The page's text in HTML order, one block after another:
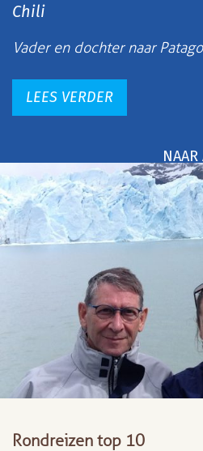
Chili
Vader en dochter naar
LEES VERDER
NAAR
Rondreizen top 10